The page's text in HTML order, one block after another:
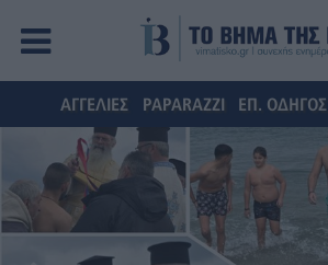
ΑΓΓΕΛΙΕΣ PAPARAZZI ΕΠ. ΟΔΗΓΟΣ